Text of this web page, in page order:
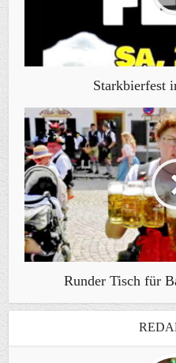
Starkbierfest
Runder Tisch für